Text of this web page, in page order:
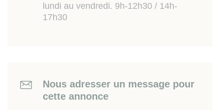
lundi au vendredi. 9h-12h30 / 14h-
17h30
Nous adresser un message pour
cette annonce